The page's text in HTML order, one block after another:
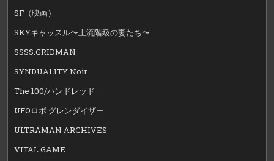
SF（映画）
SKYキャッスル〜上流階級の妻たち〜
SSSS.GRIDMAN
SYNDUALITY Noir
The 100/ハンドレッド
UFOロボ グレンダイザー
ULTRAMAN ARCHIVES
VITAL GAME